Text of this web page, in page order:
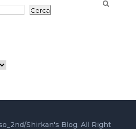
Cerca
Shirkan's Blog, All Right